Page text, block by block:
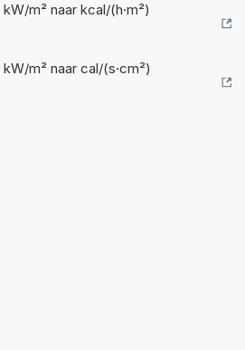
m² naar kcal/(h·m²)
m² naar cal/(s·cm²)